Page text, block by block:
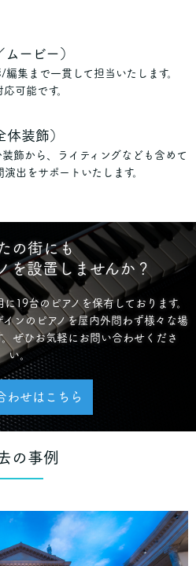
ービー）
集まで一貫して担当いたします。
可能です。
装飾）
飾から、ライティングなども含めて
出をサポートいたします。
の街にも
を設置しませんか？
19台のピアノを保有しております。
ンのピアノを屋内外問わず様々な場
ぜひお気軽にお問い合わせくださ
い。
わせはこちら
の事例